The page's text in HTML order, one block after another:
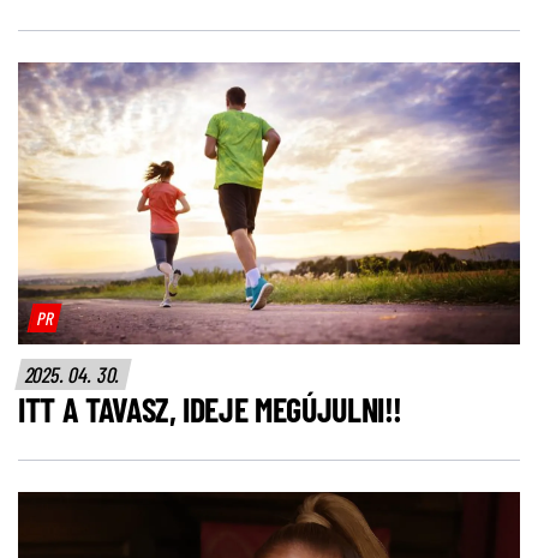
PR
2025. 04. 30.
ITT A TAVASZ, IDEJE MEGÚJULNI!!